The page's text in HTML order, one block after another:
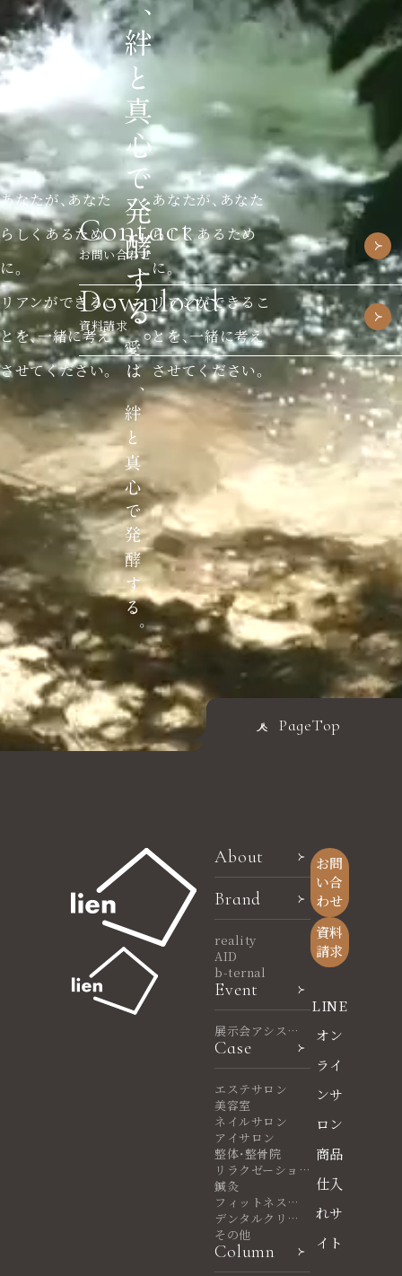
あなたが、あなた
らしくあるため
に。
リアンができるこ
とを、一緒に考え
させてください。
あなたが、あなた
らしくあるため
に。
リアンができるこ
とを、一緒に考え
させてください。
Contact
お問い合わせ
Download
資料請求
PageTop
About
Brand
reality
AID
b-ternal
Event
展示会アシスタ
ント
Case
エステサロン
美容室
ネイルサロン
アイサロン
整体・整骨院
リラクゼーショ
ンサロン
鍼灸
フィットネスヨ
ガ
デンタルクリニ
ック
その他
Column
お問
い合
わせ
資料
請求
LINE
オン
ライ
ンサ
ロン
商品
仕入
れサ
イト